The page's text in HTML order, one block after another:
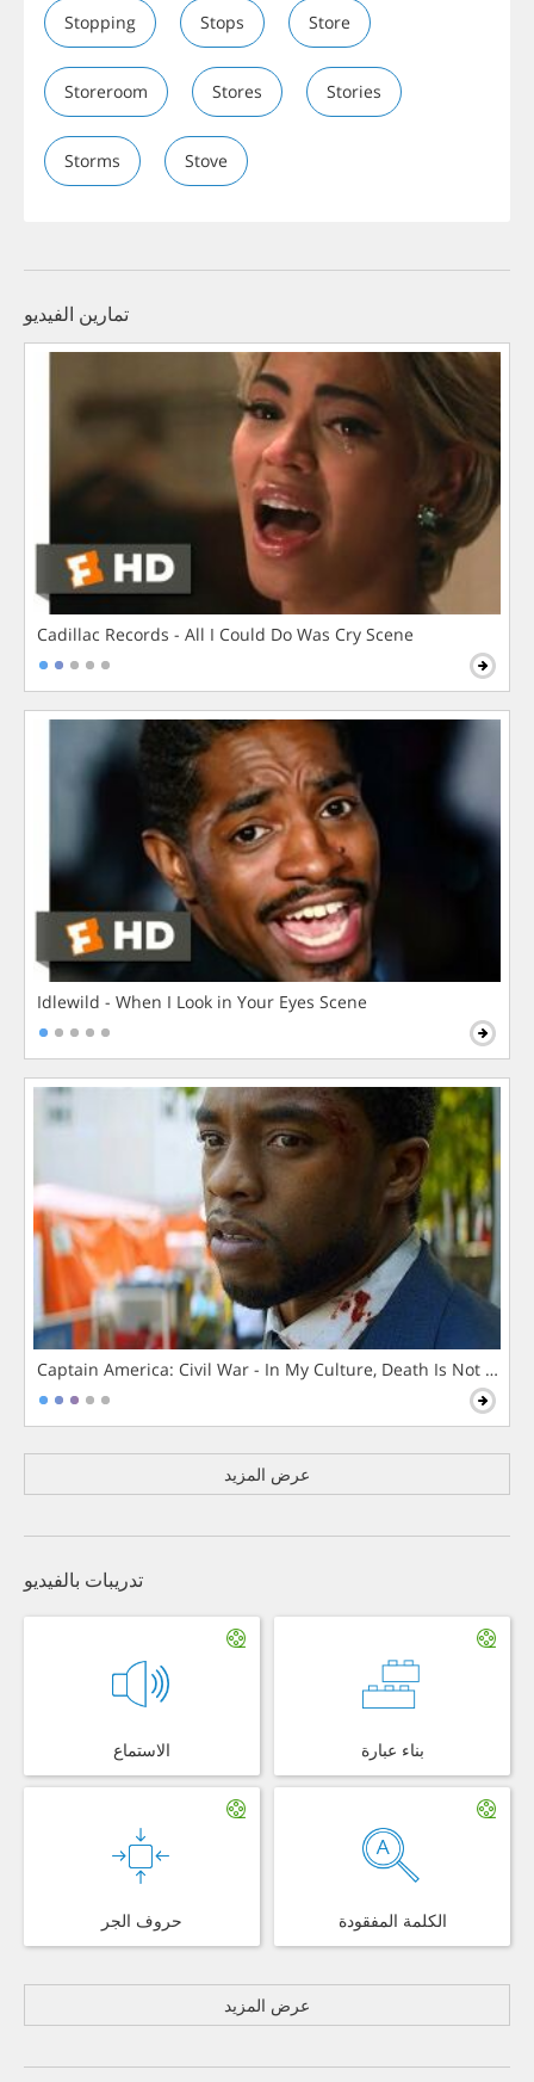
Stopping Stops Store
Storeroom Stores Stories
Storms Stove
تمارين الفيديو
Cadillac Records - All I Could Do Was Cry Scene
Idlewild - When I Look in Your Eyes Scene
Captain America: Civil War - In My Culture, Death Is Not The
عرض المزيد
تدريبات بالفيديو
الاستماع بناء عبارة
حروف الجر الكلمة المفقودة
عرض المزيد